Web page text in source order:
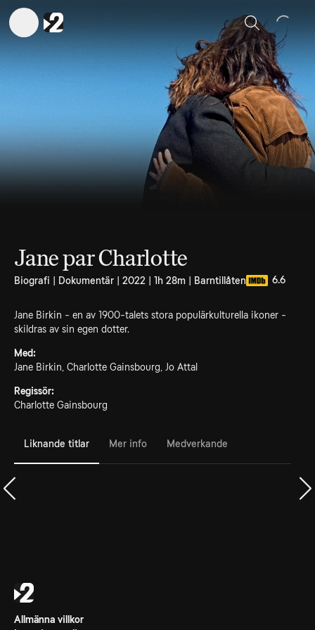
Sök
Jane par Charlotte
Biografi | Dokumentär | 2022 | 1h 28m | Barntillåten 6.6
Jane Birkin - en av 1900-talets stora populärkulturella ikoner -
skildras av sin egen dotter.
Med:
Jane Birkin, Charlotte Gainsbourg, Jo Attal
Regissör:
Charlotte Gainsbourg
Liknande titlar Mer info Medverkande
Allmänna villkor